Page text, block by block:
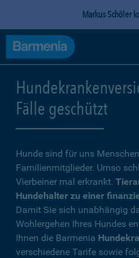
Markus Schöler
Fälle geschützt
Hunde sind für uns
Familienmitglieder. Umso
Vierbeiner mal erkrankt.
Hundehalter zu einer
Damit Sie sich unabhängig
Wohlergehen Ihres Hundes
Ihnen die Barmenia
verschiedene Tarife sowie